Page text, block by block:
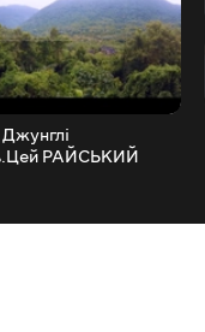
РАЙСЬКИЙ